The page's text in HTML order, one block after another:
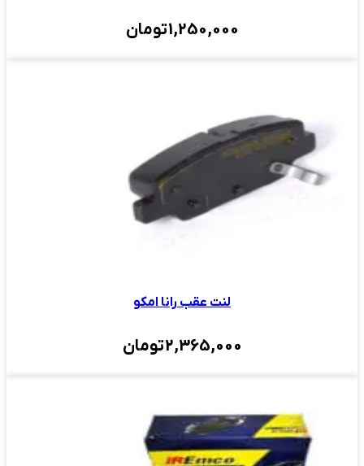
1,250,000تومان
لنت عقب رانا امکو
2,365,000تومان